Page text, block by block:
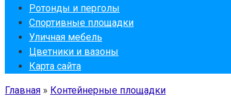
Ротонды и перголы
Спортивные площадки
Уличная мебель
Цветники и вазоны
Карта сайта
Главная » Контейнерные площадки